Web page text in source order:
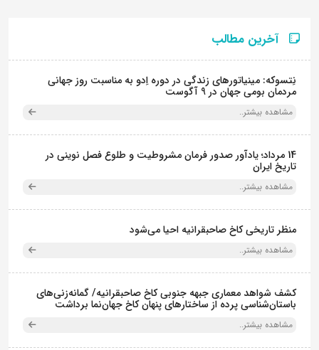
آخرین مطالب
نِتسوکه: مینیاتورهای زندگی در دوره اِدو به مناسبت روز جهانی
مردمان بومی جهان در 9 آگوست
مشاهده بیشتر..
14 مرداد؛ یادآور صدور فرمان مشروطیت و طلوع فصل نوینی در
تاریخ ایران
مشاهده بیشتر..
منظر تاریخی کاخ صاحبقرانیه احیا می‌شود
مشاهده بیشتر..
کشف شواهد معماری جبهه جنوبی کاخ صاحبقرانیه/ گمانه‌زنی‌های
باستان‌شناسی پرده از ساختارهای پنهان کاخ جهان‌نما برداشت
مشاهده بیشتر..